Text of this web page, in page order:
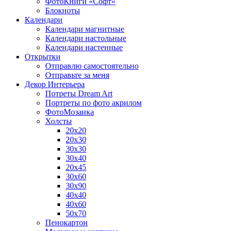
Блокноты
Календари
Календари магнитные
Календари настольные
Календари настенные
Открытки
Отправлю самостоятельно
Отправьте за меня
Декор Интерьера
Потреты Dream Art
Портреты по фото акрилом
ФотоМозаика
Холсты
20х20
20х30
30х30
30х40
20х45
30х60
30х90
40х40
40х60
50х70
Пенокартон